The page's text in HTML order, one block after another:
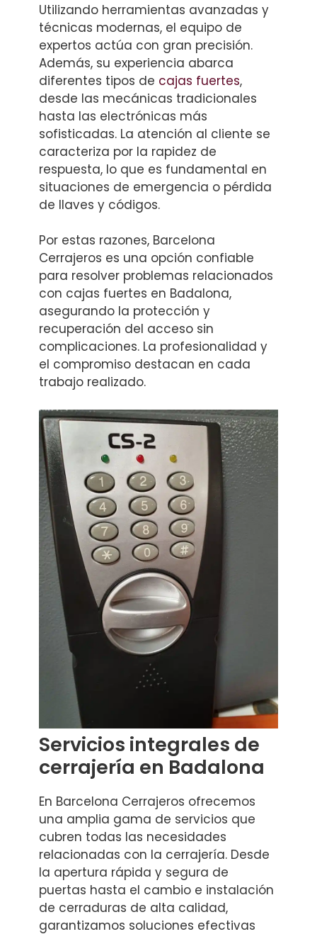
Utilizando herramientas avanzadas y
técnicas modernas, el equipo de
expertos actúa con gran precisión.
Además, su experiencia abarca
diferentes tipos de cajas fuertes,
desde las mecánicas tradicionales
hasta las electrónicas más
sofisticadas. La atención al cliente se
caracteriza por la rapidez de
respuesta, lo que es fundamental en
situaciones de emergencia o pérdida
de llaves y códigos.
Por estas razones, Barcelona
Cerrajeros es una opción confiable
para resolver problemas relacionados
con cajas fuertes en Badalona,
asegurando la protección y
recuperación del acceso sin
complicaciones. La profesionalidad y
el compromiso destacan en cada
trabajo realizado.
Servicios integrales de
cerrajería en Badalona
En Barcelona Cerrajeros ofrecemos
una amplia gama de servicios que
cubren todas las necesidades
relacionadas con la cerrajería. Desde
la apertura rápida y segura de
puertas hasta el cambio e instalación
de cerraduras de alta calidad,
garantizamos soluciones efectivas